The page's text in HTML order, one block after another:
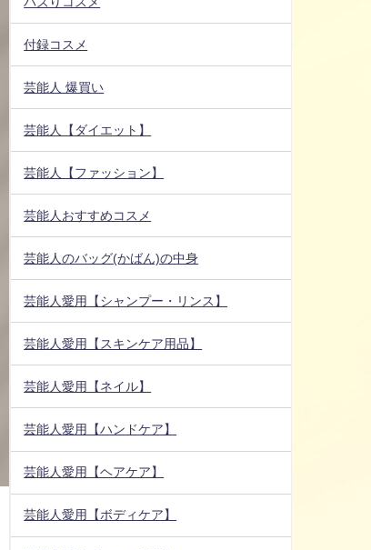
付録コスメ
芸能人 爆買い
芸能人【ダイエット】
芸能人【ファッション】
芸能人おすすめコスメ
芸能人のバッグ(かばん)の中身
芸能人愛用【シャンプー・リンス】
芸能人愛用【スキンケア用品】
芸能人愛用【ネイル】
芸能人愛用【ハンドケア】
芸能人愛用【ヘアケア】
芸能人愛用【ボディケア】